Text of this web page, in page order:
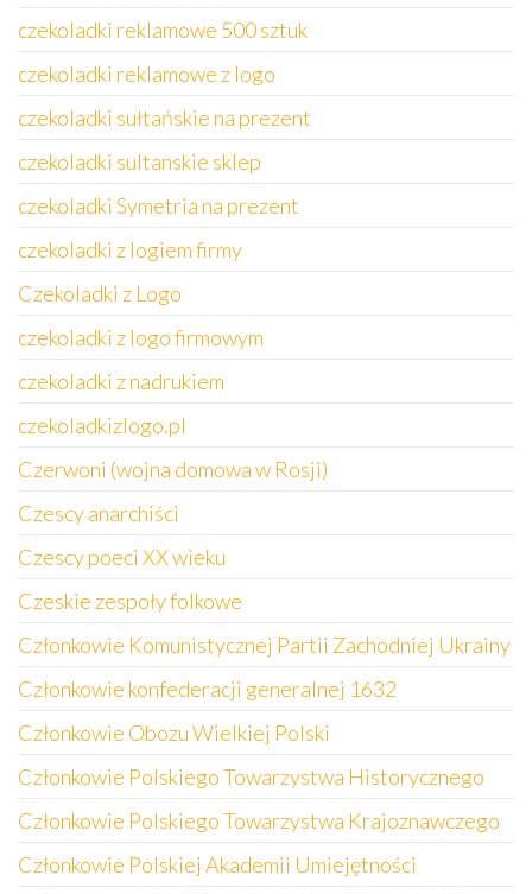
czekoladki reklamowe 500 sztuk
czekoladki reklamowe z logo
czekoladki sułtańskie na prezent
czekoladki sultanskie sklep
czekoladki Symetria na prezent
czekoladki z logiem firmy
Czekoladki z Logo
czekoladki z logo firmowym
czekoladki z nadrukiem
czekoladkizlogo.pl
Czerwoni (wojna domowa w Rosji)
Czescy anarchiści
Czescy poeci XX wieku
Czeskie zespoły folkowe
Członkowie Komunistycznej Partii Zachodniej Ukrainy
Członkowie konfederacji generalnej 1632
Członkowie Obozu Wielkiej Polski
Członkowie Polskiego Towarzystwa Historycznego
Członkowie Polskiego Towarzystwa Krajoznawczego
Członkowie Polskiej Akademii Umiejętności